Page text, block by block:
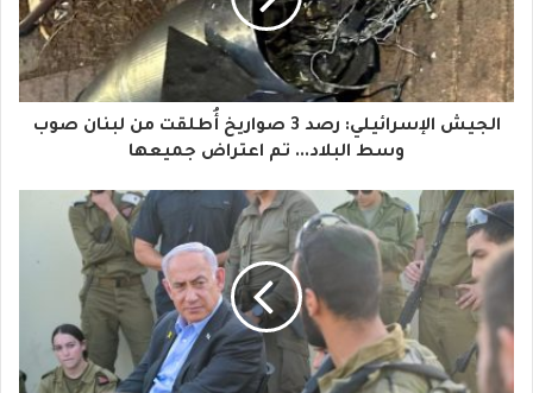
د
ك
ا
إ
ل
الجيش الإسرائيلي: رصد 3 صواريخ أُطلقت من لبنان صوب
وسط البلاد... تم اعتراض جميعها